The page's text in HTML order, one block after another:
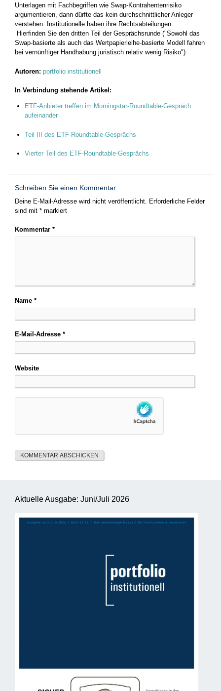
Unterlagen mit Fachbegriffen wie Swap-Kontrahentenrisiko
argumentieren, dann dürfte das kein durchschnittlicher Anleger
verstehen. Institutionelle haben ihre Rechtsabteilungen.
Hierfinden Sie den dritten Teil der Gesprächsrunde ("Sowohl das
Swap-basierte als auch das Wertpapierleihe-basierte Modell fahren
bei vernünftiger Handhabung juristisch relativ wenig Risiko").
Autoren: portfolio institutionell
In Verbindung stehende Artikel:
ETF-Anbieter treffen im Morningstar-Roundtable-Gespräch
aufeinander
Teil III des ETF-Roundtable-Gesprächs
Vierter Teil des ETF-Roundtable-Gesprächs
Schreiben Sie einen Kommentar
Deine E-Mail-Adresse wird nicht veröffentlicht. Erforderliche Felder
sind mit * markiert
Kommentar *
Name *
E-Mail-Adresse *
Website
Aktuelle Ausgabe: Juni/Juli 2026